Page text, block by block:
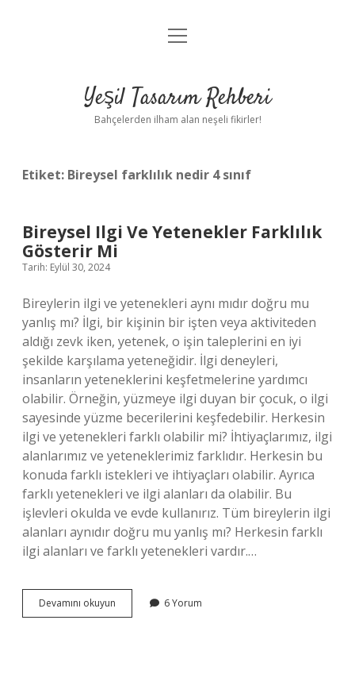
Anasayfa
Yasal Uyarı
menüyü
Yeşil Tasarım Rehberi
Bahçelerden ilham alan neşeli fikirler!
Etiket: Bireysel farklılık nedir 4 sınıf
Bireysel Ilgi Ve Yetenekler Farklılık
Gösterir Mi
Tarih: Eylül 30, 2024
Bireylerin ilgi ve yetenekleri aynı mıdır doğru mu
yanlış mı? İlgi, bir kişinin bir işten veya aktiviteden
aldığı zevk iken, yetenek, o işin taleplerini en iyi
şekilde karşılama yeteneğidir. İlgi deneyleri,
insanların yeteneklerini keşfetmelerine yardımcı
olabilir. Örneğin, yüzmeye ilgi duyan bir çocuk, o ilgi
sayesinde yüzme becerilerini keşfedebilir. Herkesin
ilgi ve yetenekleri farklı olabilir mi? İhtiyaçlarımız, ilgi
alanlarımız ve yeteneklerimiz farklıdır. Herkesin bu
konuda farklı istekleri ve ihtiyaçları olabilir. Ayrıca
farklı yetenekleri ve ilgi alanları da olabilir. Bu
işlevleri okulda ve evde kullanırız. Tüm bireylerin ilgi
alanları aynıdır doğru mu yanlış mı? Herkesin farklı
ilgi alanları ve farklı yetenekleri vardır.…
Devamını okuyun Bireysel
Ilgi
6 Yorum